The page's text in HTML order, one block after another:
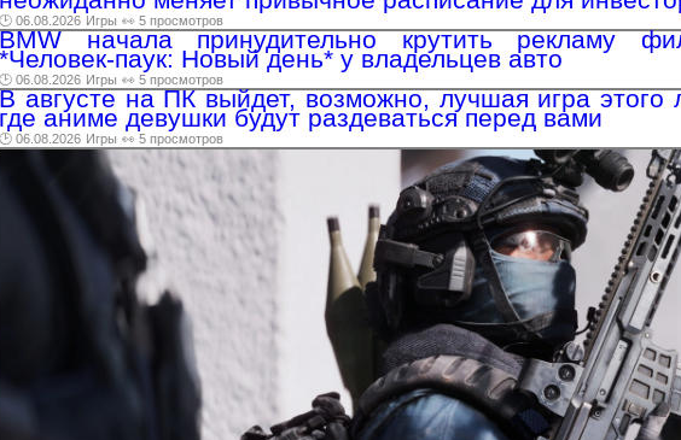
🕑 06.08.2026 Игры 👀 5 просмотров
BMW начала принудительно крутить рекламу
*Человек-паук: Новый день* у владельцев авто
🕑 06.08.2026 Игры 👀 5 просмотров
В августе на ПК выйдет, возможно, лучшая игра этого
где аниме девушки будут раздеваться перед вами
🕑 06.08.2026 Игры 👀 5 просмотров